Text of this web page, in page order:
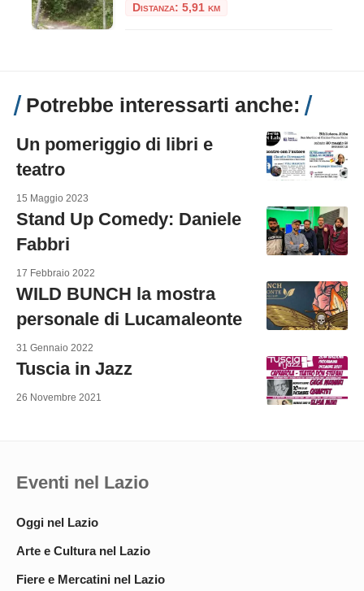
Distanza: 5,91 km
Potrebbe interessarti anche:
Un pomeriggio di libri e
teatro
15 Maggio 2023
Stand Up Comedy: Daniele
Fabbri
17 Febbraio 2022
WILD BUNCH la mostra
personale di Lucamaleonte
31 Gennaio 2022
Tuscia in Jazz
26 Novembre 2021
Eventi nel Lazio
Oggi nel Lazio
Arte e Cultura nel Lazio
Fiere e Mercatini nel Lazio